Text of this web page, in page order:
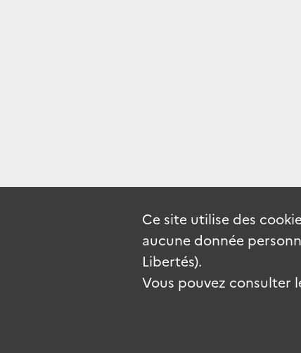
Ce site utilise des
aucune donnée
Libertés).
Vous pouvez consulter